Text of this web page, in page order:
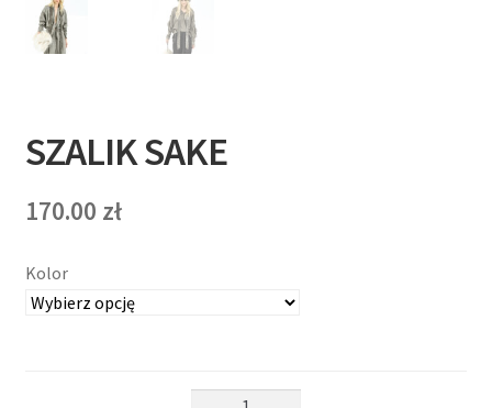
SZALIK SAKE
170.00 zł
Kolor